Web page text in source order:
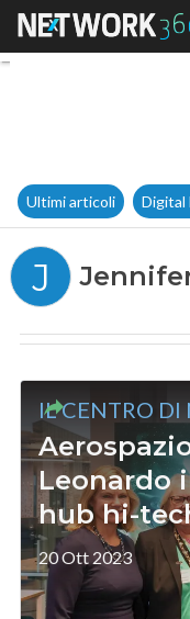
Ultimi articoli Digital
J
IL CENTRO DI
Leonardo
hub hi-
20 Ott 2023